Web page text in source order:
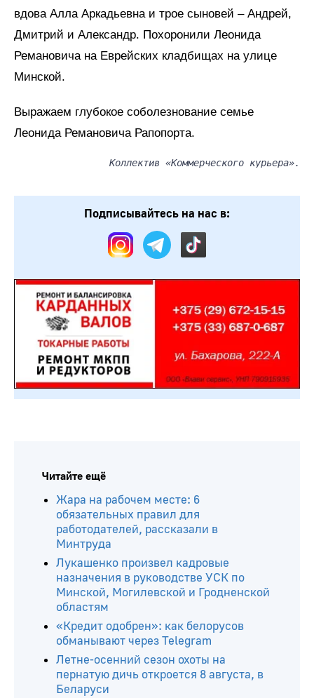
вдова Алла Аркадьевна и трое сыновей – Андрей,
Дмитрий и Александр. Похоронили Леонида
Ремановича на Еврейских кладбищах на улице
Минской.
Выражаем глубокое соболезнование семье
Леонида Ремановича Рапопорта.
Коллектив «Коммерческого курьера».
Подписывайтесь на нас в:
Читайте ещё
Жара на рабочем месте: 6
обязательных правил для
работодателей, рассказали в
Минтруда
Лукашенко произвел кадровые
назначения в руководстве УСК по
Минской, Могилевской и Гродненской
областям
«Кредит одобрен»: как белорусов
обманывают через Telegram
Летне-осенний сезон охоты на
пернатую дичь откроется 8 августа, в
Беларуси